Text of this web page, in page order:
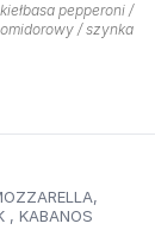
pepperoni /
/ szynka
, KABANOS